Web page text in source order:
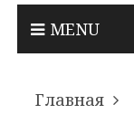
MENU
Главная